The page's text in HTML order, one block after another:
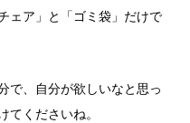
ェア」と「ゴミ袋」だけで
で、自分が欲しいなと思っ
くださいね。